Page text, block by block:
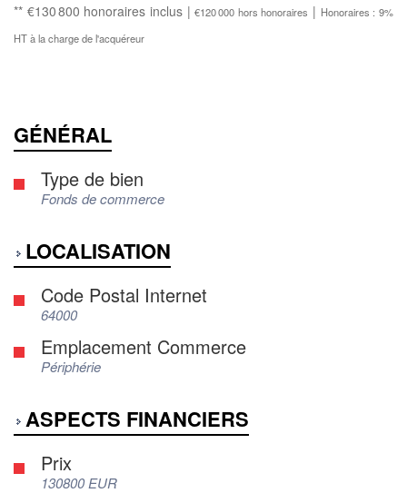
** €130 800 honoraires inclus |€120 000 hors honoraires | Honoraires : 9%
HT à la charge de l'acquéreur
GÉNÉRAL
Type de bien
Fonds de commerce
LOCALISATION
Code Postal Internet
64000
Emplacement Commerce
Périphérie
ASPECTS FINANCIERS
Prix
130800 EUR